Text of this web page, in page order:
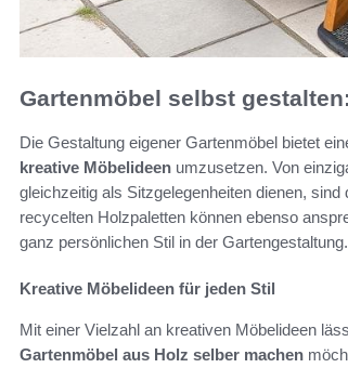
Gartenmöbel selbst
Die Gestaltung eigener Gartenmöbel bietet
kreative Möbelideen umzusetzen. Von
gleichzeitig als Sitzgelegenheiten dienen,
recycelten Holzpaletten können ebenso
ganz persönlichen Stil in der Gartengestaltung.
Kreative Möbelideen für jeden Stil
Mit einer Vielzahl an kreativen Möbelideen
Gartenmöbel aus Holz selber machen